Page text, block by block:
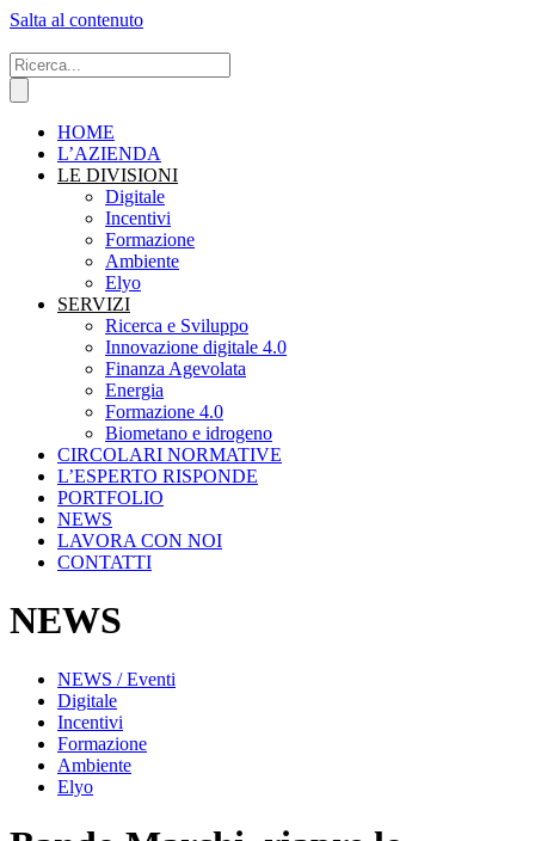
Salta al contenuto
HOME
L’AZIENDA
LE DIVISIONI
Digitale
Incentivi
Formazione
Ambiente
Elyo
SERVIZI
Ricerca e Sviluppo
Innovazione digitale 4.0
Finanza Agevolata
Energia
Formazione 4.0
Biometano e idrogeno
CIRCOLARI NORMATIVE
L’ESPERTO RISPONDE
PORTFOLIO
NEWS
LAVORA CON NOI
CONTATTI
NEWS
NEWS / Eventi
Digitale
Incentivi
Formazione
Ambiente
Elyo